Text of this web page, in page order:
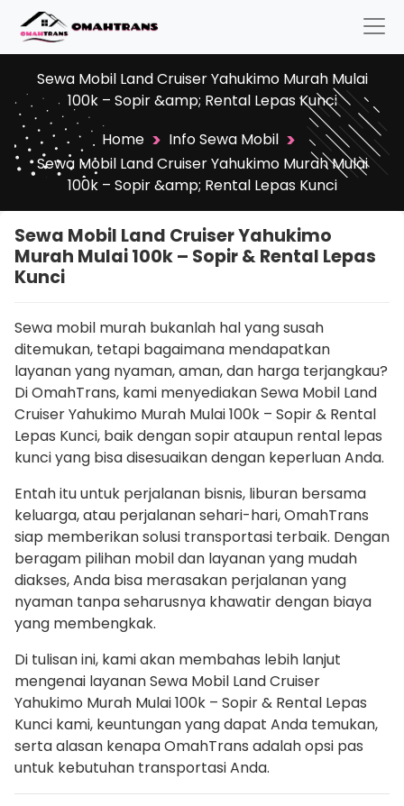
Sewa Mobil Land Cruiser Yahukimo Murah Mulai
100k – Sopir &amp; Rental Lepas Kunci
Home > Info Sewa Mobil >
Sewa Mobil Land Cruiser Yahukimo Murah Mulai
100k – Sopir &amp; Rental Lepas Kunci
Sewa Mobil Land Cruiser Yahukimo
Murah Mulai 100k – Sopir & Rental Lepas
Kunci
Sewa mobil murah bukanlah hal yang susah
ditemukan, tetapi bagaimana mendapatkan
layanan yang nyaman, aman, dan harga terjangkau?
Di OmahTrans, kami menyediakan Sewa Mobil Land
Cruiser Yahukimo Murah Mulai 100k – Sopir & Rental
Lepas Kunci, baik dengan sopir ataupun rental lepas
kunci yang bisa disesuaikan dengan keperluan Anda.
Entah itu untuk perjalanan bisnis, liburan bersama
keluarga, atau perjalanan sehari-hari, OmahTrans
siap memberikan solusi transportasi terbaik. Dengan
beragam pilihan mobil dan layanan yang mudah
diakses, Anda bisa merasakan perjalanan yang
nyaman tanpa seharusnya khawatir dengan biaya
yang membengkak.
Di tulisan ini, kami akan membahas lebih lanjut
mengenai layanan Sewa Mobil Land Cruiser
Yahukimo Murah Mulai 100k – Sopir & Rental Lepas
Kunci kami, keuntungan yang dapat Anda temukan,
serta alasan kenapa OmahTrans adalah opsi pas
untuk kebutuhan transportasi Anda.